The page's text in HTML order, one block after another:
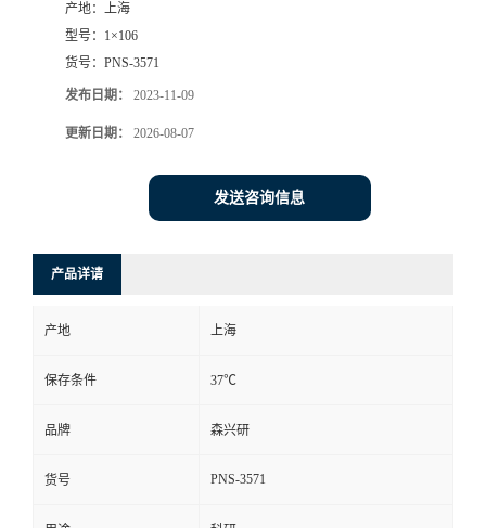
产地： 上海
型号： 1×106
货号： PNS-3571
发布日期： 2023-11-09
更新日期： 2026-08-07
发送咨询信息
产品详请
产地 上海
保存条件 37℃
品牌 森兴研
货号 PNS-3571